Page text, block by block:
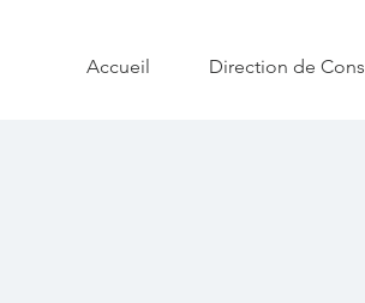
Accueil Direction de